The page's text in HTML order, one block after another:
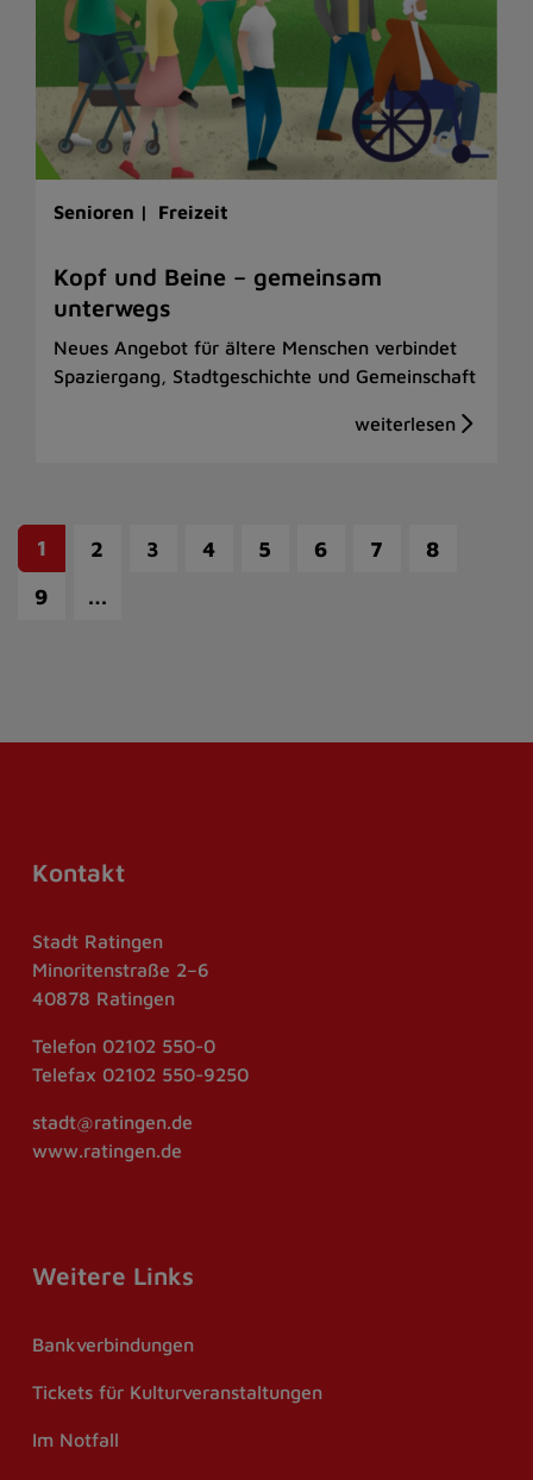
Senioren | Freizeit
Kopf und Beine – gemeinsam
unterwegs
Neues Angebot für ältere Menschen verbindet
Spaziergang, Stadtgeschichte und Gemeinschaft
1 2 3 4 5 6 7
8
9
…
Kontakt
Stadt Ratingen
Minoritenstraße 2–6
40878 Ratingen
Telefon 02102 550-0
Telefax 02102 550-9250
stadt@ratingen.de
www.ratingen.de
Weitere Links
Bankverbindungen
Tickets für Kulturveranstaltungen
Im Notfall